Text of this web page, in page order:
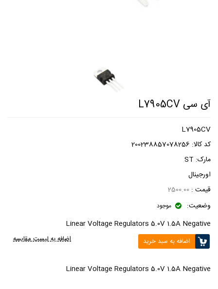
آی سی L7905CV
L7905CV
کد کالا: 200238857078256
مارک: ST
اورجینال
قیمت : 2500.00
وضعیت:
موجود
Linear Voltage Regulators 5.0V 1.5A Negative
اضافه به سبد خرید اضافه به لیست مقایسه
Linear Voltage Regulators 5.0V 1.5A Negative